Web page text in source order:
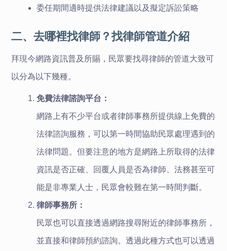
委任期間適時提供法律建議以及擬定訴訟策略
二、去哪裡找律師？找律師管道介紹
拜現今網路資訊普及所賜，民眾要找尋律師的管道大致可
以分為以下幾種。
免費法律諮詢平台：
網路上有不少平台或者律師事務所提供線上免費的
法律諮詢服務，可以第一時間協助民眾處理遇到的
法律問題。但要注意的地方是網路上所取得的法律
資訊是否正確、回覆人員是否為律師、法務甚至可
能是非專業人士，民眾會較難在第一時間判斷。
律師事務所：
民眾也可以直接透過網路搜尋附近的律師事務所，
並直接和律師預約諮詢。透過此種方式也可以透過